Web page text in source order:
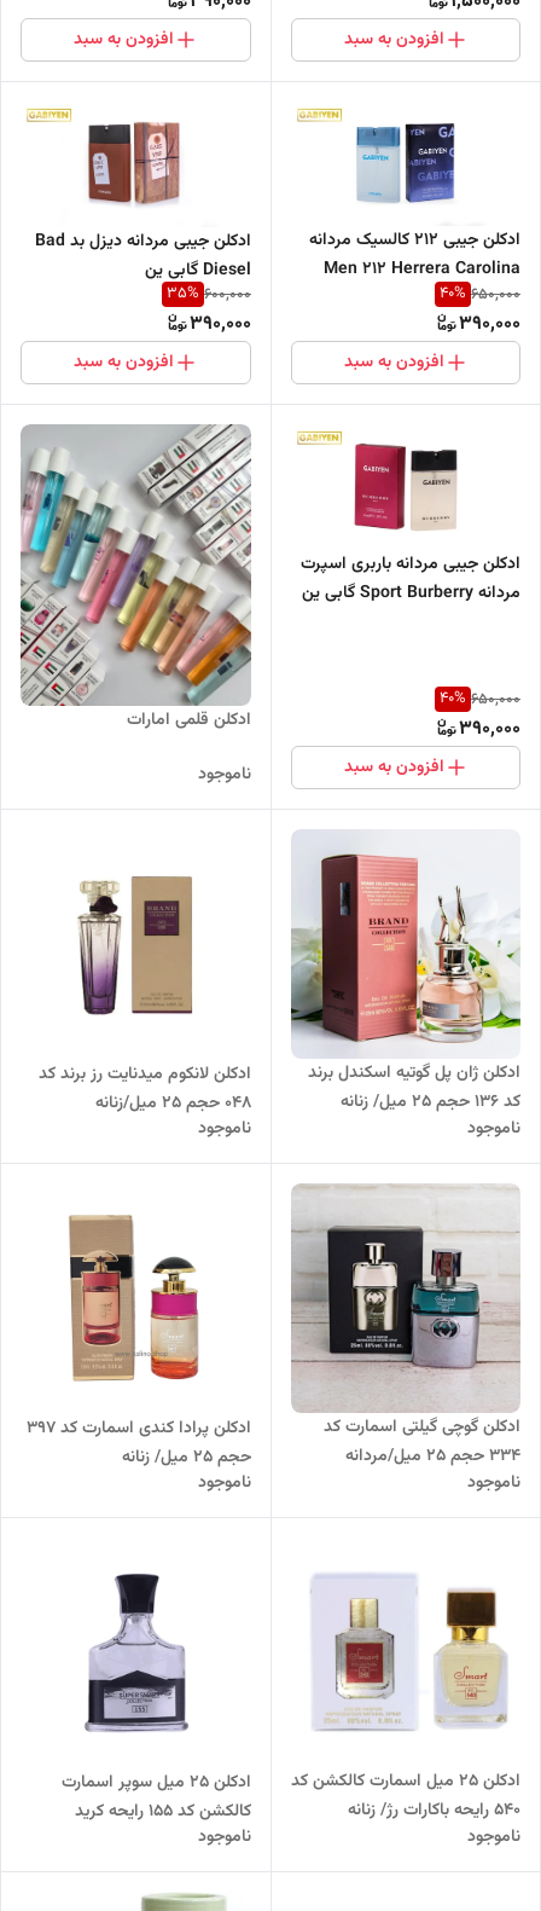
افزودن به سبد افزودن به سبد
ادکلن جیبی 212 کالسیک مردانه
Men 212 Herrera Carolina
گابی ین
650,000
40%
390,000
افزودن به سبد
ادکلن جیبی مردانه دیزل بد Bad
Diesel گابی ین
600,000
35%
390,000
افزودن به سبد
ادکلن جیبی مردانه باربری اسپرت
مردانه Sport Burberry گابی ین
650,000
40%
390,000
افزودن به سبد
ادکلن قلمی امارات
ناموجود
ادکلن ژان پل گوتیه اسکندل برند
کد 136 حجم 25 میل/ زنانه
ناموجود
ادکلن لانکوم میدنایت رز برند کد
048 حجم 25 میل/زنانه
ناموجود
ادکلن گوچی گیلتی اسمارت کد
334 حجم 25 میل/مردانه
ناموجود
ادکلن پرادا کندی اسمارت کد ۳۹۷
حجم ۲۵ میل/ زنانه
ناموجود
ادکلن 25 میل اسمارت کالکشن کد
540 رایحه باکارات رژ/ زنانه
ناموجود
ادکلن 25 میل سوپر اسمارت
کالکشن کد 155 رایحه کرید
اونتوس/ مردانه
ناموجود